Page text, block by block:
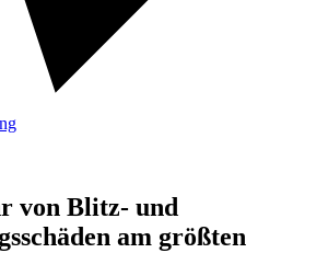
von Blitz- und
am größten